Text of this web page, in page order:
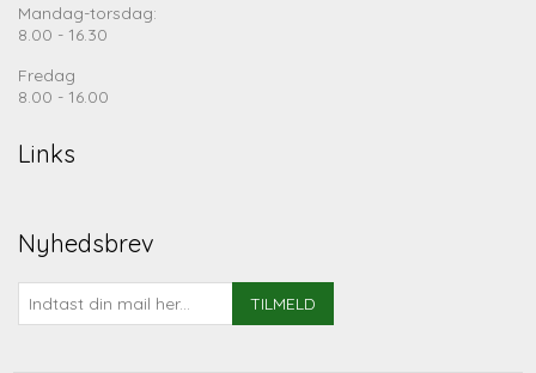
Mandag-torsdag:
8.00 - 16.30
Fredag
8.00 - 16.00
Links
Nyhedsbrev
TILMELD